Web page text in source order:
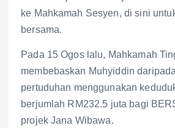
ke Mahkamah Sesyen, di sini
bersama.
Pada 15 Ogos lalu, Mahkamah
membebaskan Muhyiddin
pertuduhan menggunakan
berjumlah RM232.5 juta bagi
projek Jana Wibawa.